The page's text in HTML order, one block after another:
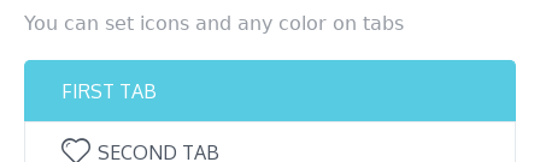
You can set icons and any color on tabs
FIRST TAB
SECOND TAB